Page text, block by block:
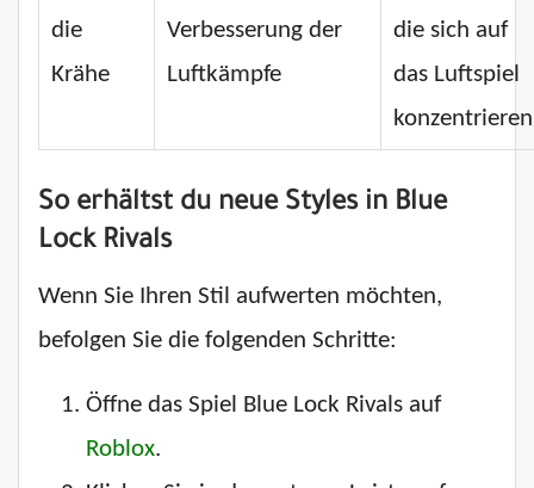
die
Krähe
Verbesserung der
Luftkämpfe
die sich auf
das Luftspiel
konzentrieren
So erhältst du neue Styles in Blue
Lock Rivals
Wenn Sie Ihren Stil aufwerten möchten,
befolgen Sie die folgenden Schritte:
Öffne das Spiel Blue Lock Rivals auf
Roblox.